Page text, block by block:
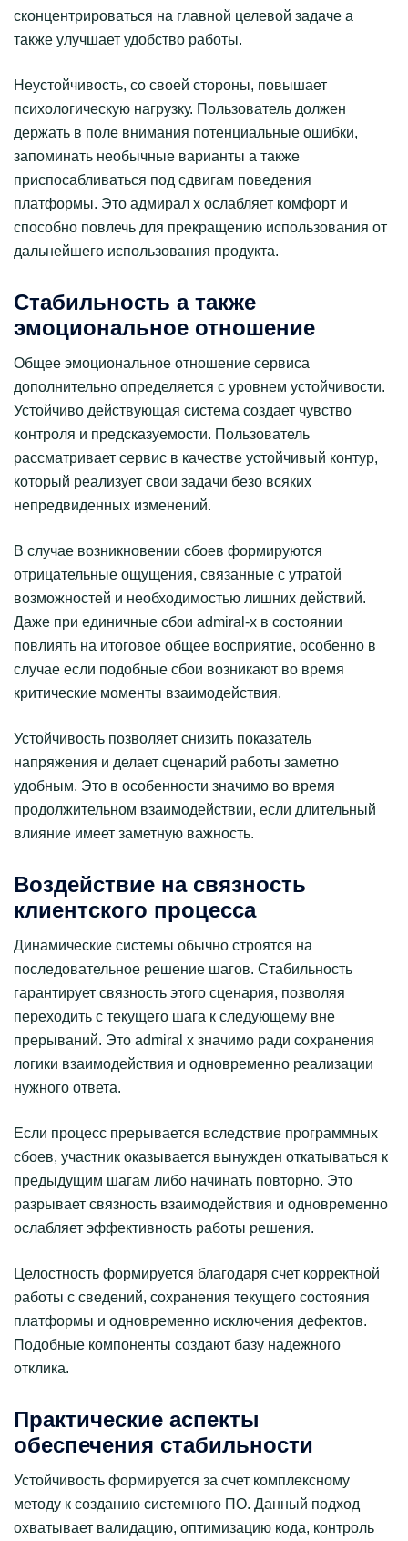
сконцентрироваться на главной целевой задаче а
также улучшает удобство работы.
Неустойчивость, со своей стороны, повышает
психологическую нагрузку. Пользователь должен
держать в поле внимания потенциальные ошибки,
запоминать необычные варианты а также
приспосабливаться под сдвигам поведения
платформы. Это адмирал х ослабляет комфорт и
способно повлечь для прекращению использования от
дальнейшего использования продукта.
Стабильность а также
эмоциональное отношение
Общее эмоциональное отношение сервиса
дополнительно определяется с уровнем устойчивости.
Устойчиво действующая система создает чувство
контроля и предсказуемости. Пользователь
рассматривает сервис в качестве устойчивый контур,
который реализует свои задачи безо всяких
непредвиденных изменений.
В случае возникновении сбоев формируются
отрицательные ощущения, связанные с утратой
возможностей и необходимостью лишних действий.
Даже при единичные сбои admiral-x в состоянии
повлиять на итоговое общее восприятие, особенно в
случае если подобные сбои возникают во время
критические моменты взаимодействия.
Устойчивость позволяет снизить показатель
напряжения и делает сценарий работы заметно
удобным. Это в особенности значимо во время
продолжительном взаимодействии, если длительный
влияние имеет заметную важность.
Воздействие на связность
клиентского процесса
Динамические системы обычно строятся на
последовательное решение шагов. Стабильность
гарантирует связность этого сценария, позволяя
переходить с текущего шага к следующему вне
прерываний. Это admiral x значимо ради сохранения
логики взаимодействия и одновременно реализации
нужного ответа.
Если процесс прерывается вследствие программных
сбоев, участник оказывается вынужден откатываться к
предыдущим шагам либо начинать повторно. Это
разрывает связность взаимодействия и одновременно
ослабляет эффективность работы решения.
Целостность формируется благодаря счет корректной
работы с сведений, сохранения текущего состояния
платформы и одновременно исключения дефектов.
Подобные компоненты создают базу надежного
отклика.
Практические аспекты
обеспечения стабильности
Устойчивость формируется за счет комплексному
методу к созданию системного ПО. Данный подход
охватывает валидацию, оптимизацию кода, контроль